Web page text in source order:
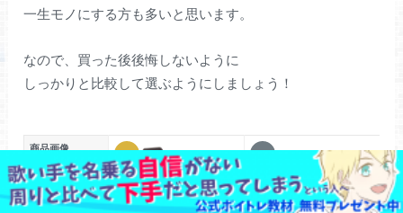
一生モノにする方も多いと思います。
なので、買った後後悔しないように
しっかりと比較して選ぶようにしましょう！
商品画像